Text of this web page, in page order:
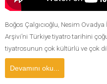
Boğos Çalgıcıoğlu, Nesim
Arşivi’ni Türkiye tiyatro tarihini
tiyatrosunun çok kültürlü ve çok
Devamını oku...